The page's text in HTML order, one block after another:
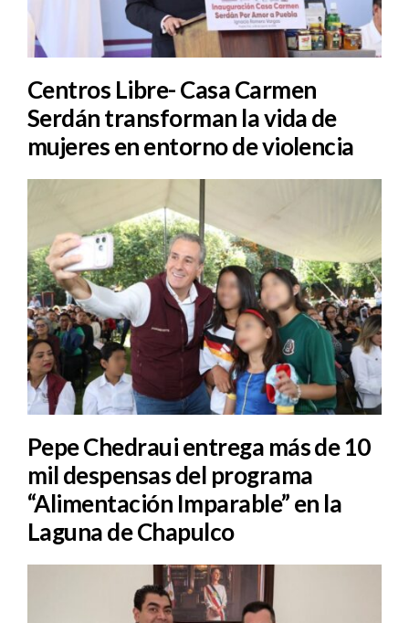
Centros Libre- Casa Carmen
Serdán transforman la vida de
mujeres en entorno de violencia
Pepe Chedraui entrega más de 10
mil despensas del programa
“Alimentación Imparable” en la
Laguna de Chapulco